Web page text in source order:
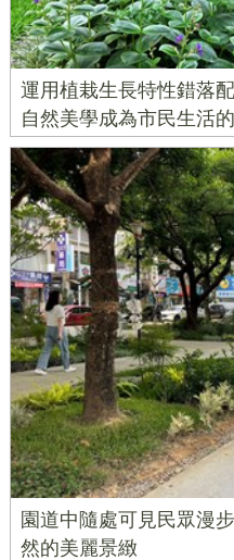
運用植栽生長特性錯落
自然美學成為市民生活
園道中隨處可見民眾漫
然的美麗景緻